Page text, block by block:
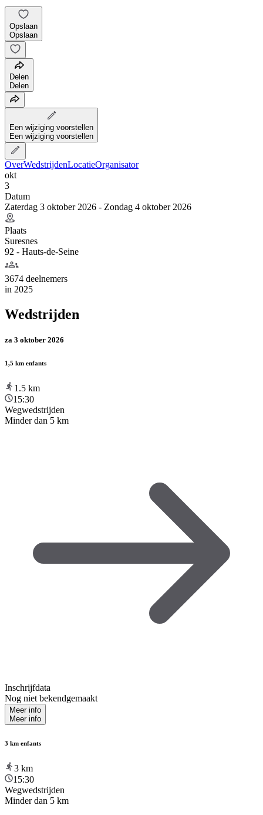
Opslaan
Opslaan
Delen
Delen
Een wijziging voorstellen
Een wijziging voorstellen
OverWedstrijdenLocatieOrganisator
okt
3
Datum
Zaterdag 3 oktober 2026 - Zondag 4 oktober 2026
Plaats
Suresnes
92 - Hauts-de-Seine
3674 deelnemers
in 2025
Wedstrijden
za 3 oktober 2026
1,5 km enfants
1.5 km
15:30
Wegwedstrijden
Minder dan 5 km
Inschrijfdata
Nog niet bekendgemaakt
Meer info
Meer info
3 km enfants
3 km
15:30
Wegwedstrijden
Minder dan 5 km